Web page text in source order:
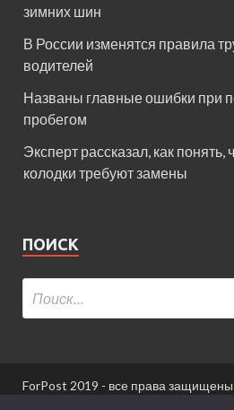
зимних шин
В России изменятся правила
водителей
Названы главные ошибки при
пробегом
Эксперт рассказал, как понять,
колодки требуют замены
ПОИСК
ForPost 2019 - все права защищены